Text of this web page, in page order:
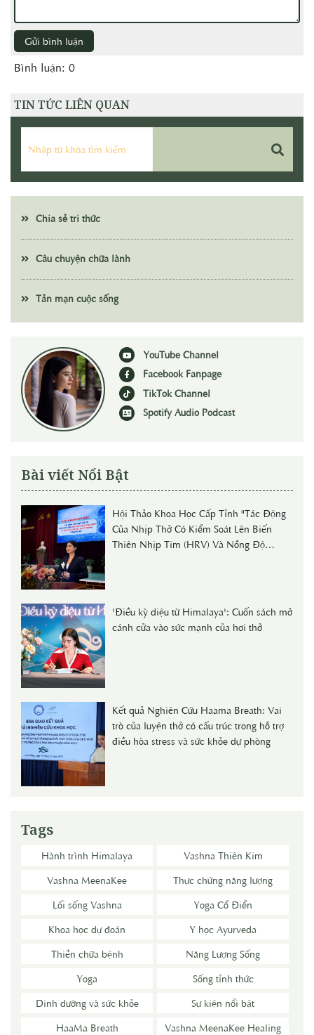
Gửi bình luận
Bình luận: 0
TIN TỨC LIÊN QUAN
Chia sẻ tri thức
Câu chuyện chữa lành
Tản mạn cuộc sống
YouTube Channel
Facebook Fanpage
TikTok Channel
Spotify Audio Podcast
Bài viết Nổi Bật
Hội Thảo Khoa Học Cấp Tỉnh "Tác Động
Của Nhịp Thở Có Kiểm Soát Lên Biến
Thiên Nhịp Tim (HRV) Và Nồng Độ
'Điều kỳ diệu từ Himalaya': Cuốn sách mở
cánh cửa vào sức mạnh của hơi thở
Kết quả Nghiên Cứu Haama Breath: Vai
trò của luyện thở có cấu trúc trong hỗ trợ
điều hòa stress và sức khỏe dự phòng
Tags
Hành trình Himalaya
Vashna Thiên Kim
Vashna MeenaKee
Thực chứng năng lượng
Lối sống Vashna
Yoga Cổ Điển
Khoa học dự đoán
Y học Ayurveda
Thiền chữa bệnh
Năng Lượng Sống
Yoga
Sống tỉnh thức
Dinh dưỡng và sức khỏe
Sự kiện nổi bật
HaaMa Breath
Vashna MeenaKee Healing